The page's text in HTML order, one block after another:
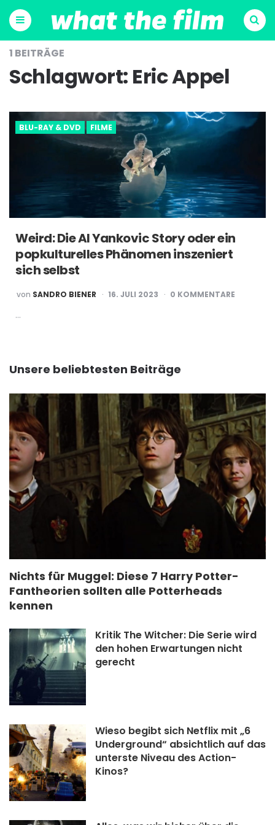
Menu
Suchen
1 BEITRÄGE
Schlagwort: Eric Appel
BLU-RAY & DVD FILME
Weird: Die Al Yankovic Story oder ein
popkulturelles Phänomen inszeniert
sich selbst
POSTED
BY
von SANDRO BIENER 16. JULI 2023 0 KOMMENTARE
…
Unsere beliebtesten Beiträge
Nichts für Muggel: Diese 7 Harry Potter-
Fantheorien sollten alle Potterheads
kennen
Kritik The Witcher: Die Serie wird
den hohen Erwartungen nicht
gerecht
Wieso begibt sich Netflix mit „6
Underground“ absichtlich auf das
unterste Niveau des Action-
Kinos?